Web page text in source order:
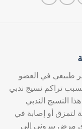
طبيعي في العضو
تراكم نسيج ندبي
النسيج الندبي
لتمزق أو إصابة في
مرض بيروني إلى